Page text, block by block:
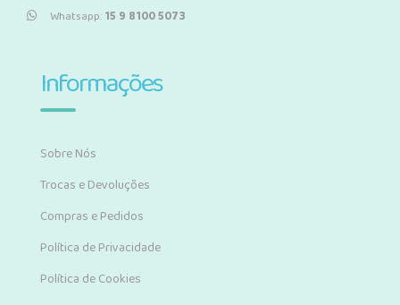
Whatsapp:15 9 8100 5073
Informações
Sobre Nós
Trocas e Devoluções
Compras e Pedidos
Política de Privacidade
Política de Cookies